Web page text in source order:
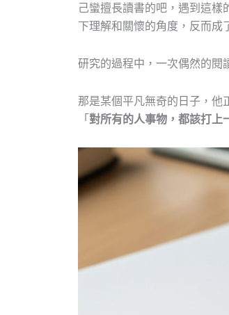
己蠻擅長讀書的吧，遇到這
下理解和關懷的角度，反而成
研究的過程中，一次偶然的閱
那是某個平凡無奇的日子，他
「 對所有的人事物，都該打上